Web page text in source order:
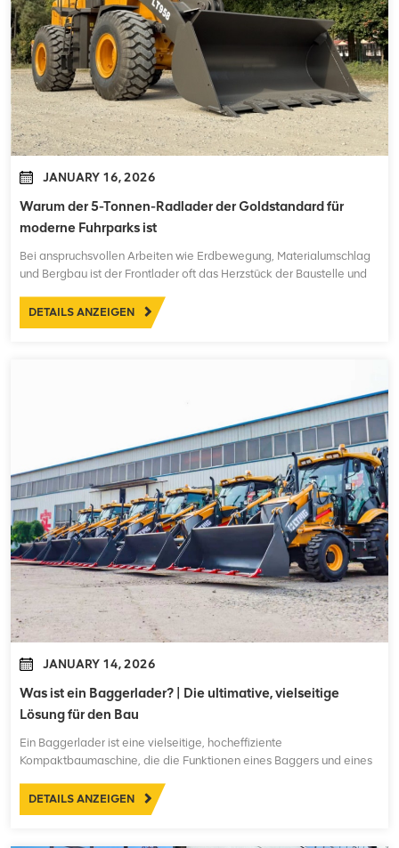
JANUARY 16, 2026
Warum der 5-Tonnen-Radlader der Goldstandard für
moderne Fuhrparks ist
Bei anspruchsvollen Arbeiten wie Erdbewegung, Materialumschlag
und Bergbau ist der Frontlader oft das Herzstück der Baustelle und
kleinere Anlagen oft mit begrenzter Effizienz zu kämpfen haben und
übergroße Maschinen hohe Investition...
DETAILS ANZEIGEN
JANUARY 14, 2026
Was ist ein Baggerlader? | Die ultimative, vielseitige
Lösung für den Bau
Ein Baggerlader ist eine vielseitige, hocheffiziente
Kompaktbaumaschine, die die Funktionen eines Baggers und eines
kann der Bediener durch einfaches Drehen des Sitzes zwischen
Lade- und Aushubfunktion wechseln. Als Komplettlösung...
DETAILS ANZEIGEN